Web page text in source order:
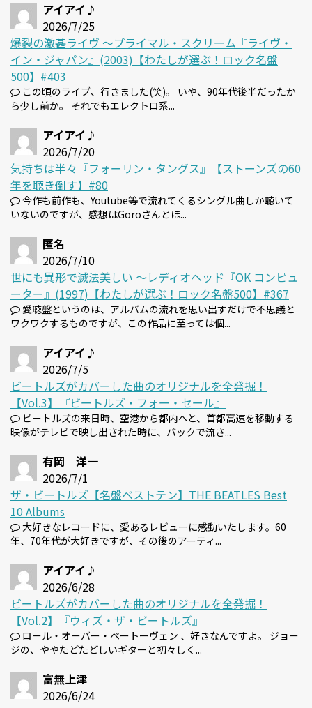
アイアイ♪
2026/7/25
爆裂の激甚ライヴ 〜プライマル・スクリーム『ライヴ・
イン・ジャパン』(2003)【わたしが選ぶ！ロック名盤
500】#403
この頃のライブ、行きました(笑)。 いや、90年代後半だったか
ら少し前か。 それでもエレクトロ系...
アイアイ♪
2026/7/20
気持ちは半々『フォーリン・タングス』【ストーンズの60
年を聴き倒す】#80
今作も前作も、Youtube等で流れてくるシングル曲しか聴いて
いないのですが、感想はGoroさんとほ...
匿名
2026/7/10
世にも異形で滅法美しい 〜レディオヘッド『OK コンピュ
ーター』(1997)【わたしが選ぶ！ロック名盤500】#367
愛聴盤というのは、アルバムの流れを思い出すだけで不思議と
ワクワクするものですが、この作品に至っては個...
アイアイ♪
2026/7/5
ビートルズがカバーした曲のオリジナルを全発掘！
【Vol.3】『ビートルズ・フォー・セール』
ビートルズの来日時、空港から都内へと、首都高速を移動する
映像がテレビで映し出された時に、バックで流さ...
有岡 洋一
2026/7/1
ザ・ビートルズ【名盤ベストテン】THE BEATLES Best
10 Albums
大好きなレコードに、愛あるレビューに感動いたします。60
年、70年代が大好きですが、その後のアーティ...
アイアイ♪
2026/6/28
ビートルズがカバーした曲のオリジナルを全発掘！
【Vol.2】『ウィズ・ザ・ビートルズ』
ロール・オーバー・ベートーヴェン 、好きなんですよ。 ジョー
ジの、ややたどたどしいギターと初々しく...
富無上津
2026/6/24